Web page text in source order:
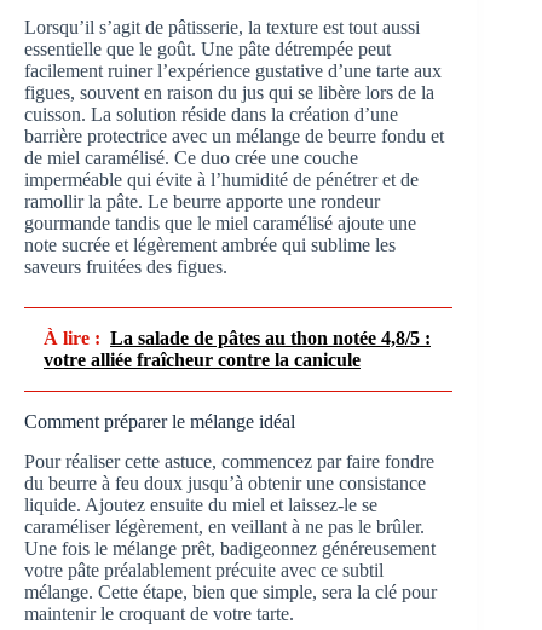
Lorsqu’il s’agit de pâtisserie, la texture est tout aussi
essentielle que le goût. Une pâte détrempée peut
facilement ruiner l’expérience gustative d’une tarte aux
figues, souvent en raison du jus qui se libère lors de la
cuisson. La solution réside dans la création d’une
barrière protectrice avec un mélange de beurre fondu et
de miel caramélisé. Ce duo crée une couche
imperméable qui évite à l’humidité de pénétrer et de
ramollir la pâte. Le beurre apporte une rondeur
gourmande tandis que le miel caramélisé ajoute une
note sucrée et légèrement ambrée qui sublime les
saveurs fruitées des figues.
À lire : La salade de pâtes au thon notée 4,8/5 :
votre alliée fraîcheur contre la canicule
Comment préparer le mélange idéal
Pour réaliser cette astuce, commencez par faire fondre
du beurre à feu doux jusqu’à obtenir une consistance
liquide. Ajoutez ensuite du miel et laissez-le se
caraméliser légèrement, en veillant à ne pas le brûler.
Une fois le mélange prêt, badigeonnez généreusement
votre pâte préalablement précuite avec ce subtil
mélange. Cette étape, bien que simple, sera la clé pour
maintenir le croquant de votre tarte.